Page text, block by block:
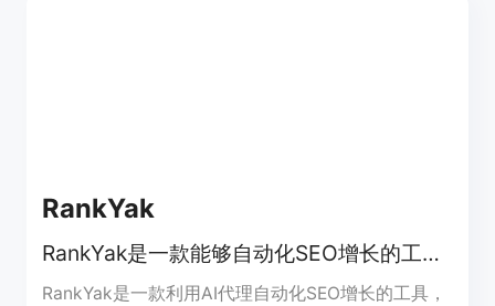
RankYak
RankYak是一款能够自动化SEO增长的工具，通过找到低竞争关键词、创建月度内容计划和自动编写发布SEO优化文章来提升流量和排名。
RankYak是一款利用AI代理自动化SEO增长的工具，